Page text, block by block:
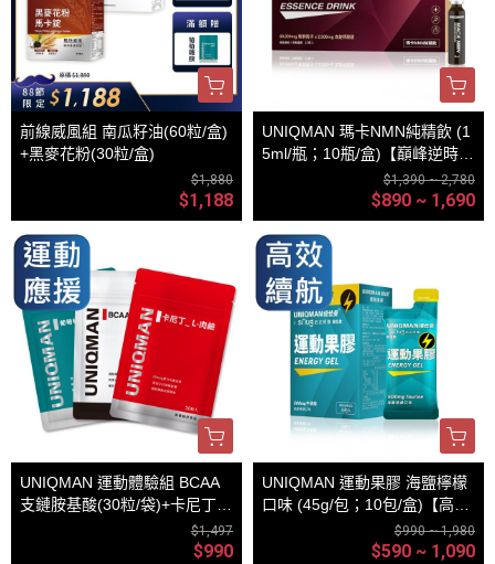
前線威風組 南瓜籽油(60粒/盒)
+黑麥花粉(30粒/盒)
$1,880
$1,188
UNIQMAN 瑪卡NMN純精飲 (1
5ml/瓶；10瓶/盒)【巔峰逆時｜
$1,390 ~ 2,780
$890 ~ 1,690
UNIQMAN 運動體驗組 BCAA
支鏈胺基酸(30粒/袋)+卡尼丁_
肉鹼(30粒/袋)+軟骨素(30粒/$1,497
$990
UNIQMAN 運動果膠 海鹽檸檬
口味 (45g/包；10包/盒)【高效
續航｜多入更優惠】$990 ~ 1,980
$590 ~ 1,090